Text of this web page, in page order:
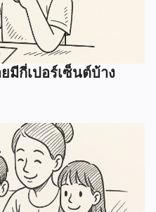
กี่เปอร์เซ็นต์บ้าง